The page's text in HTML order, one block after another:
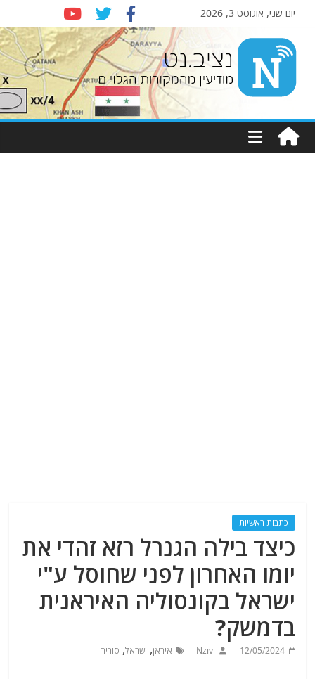
יום שני, אוגוסט 3, 2026
Nziv.net
מודיעין
מהמקורות
כתבות ראשיות
כיצד בילה הגנרל רזא זהדי את
יומו האחרון לפני שחוסל ע"י
ישראל בקונסוליה האיראנית
בדמשק?
12/05/2024
Nziv איראן, ישראל, סוריה